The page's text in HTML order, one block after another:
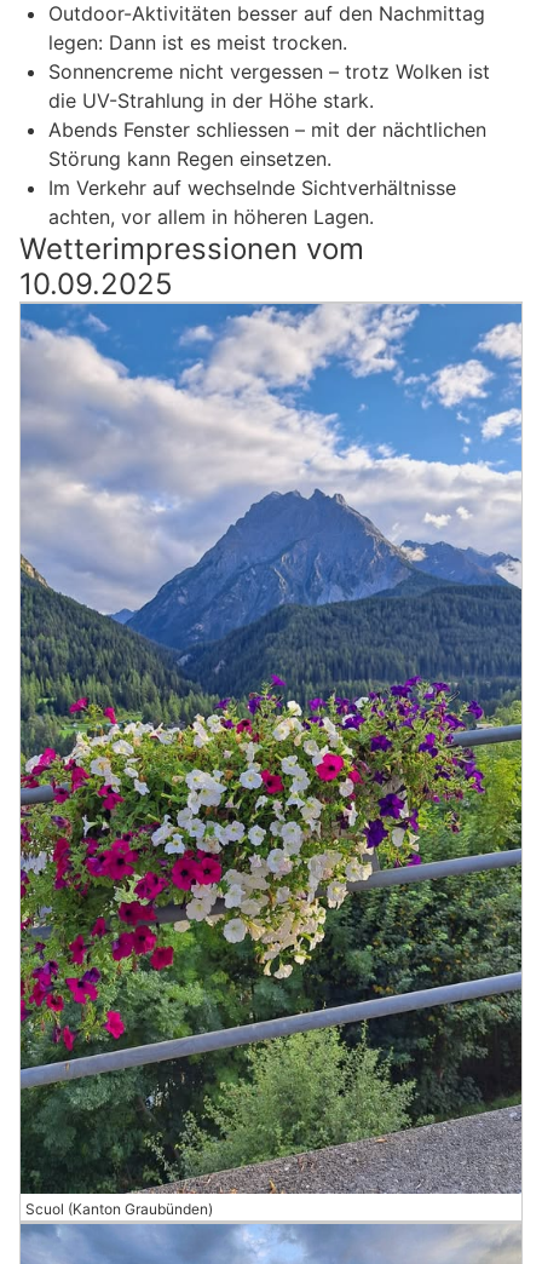
Outdoor-Aktivitäten besser auf den Nachmittag
legen: Dann ist es meist trocken.
Sonnencreme nicht vergessen – trotz Wolken ist
die UV-Strahlung in der Höhe stark.
Abends Fenster schliessen – mit der nächtlichen
Störung kann Regen einsetzen.
Im Verkehr auf wechselnde Sichtverhältnisse
achten, vor allem in höheren Lagen.
Wetterimpressionen vom
10.09.2025
Scuol (Kanton Graubünden)